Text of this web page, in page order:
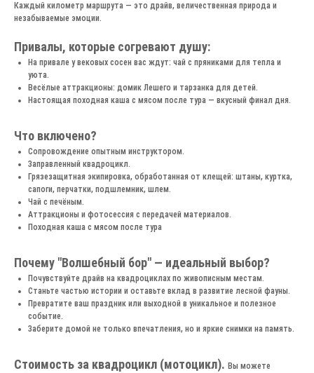
Каждый километр маршрута — это драйв, величественная природа и
незабываемые эмоции.
Привалы, которые согревают душу:
На привале у вековых сосен вас ждут: чай с пряниками для тепла и
уюта.
Весёлые аттракционы: домик Лешего и тарзанка для детей.
Настоящая походная каша с мясом после тура — вкусный финал дня.
Что включено?
Сопровождение опытным инструктором.
Заправленный квадроцикл.
Грязезащитная экипировка, обработанная от клещей: штаны, куртка,
сапоги, перчатки, подшлемник, шлем.
Чай с печёным.
Аттракционы и фотосессия с передачей материалов.
Походная каша с мясом после тура
Почему "Волшебный бор" — идеальный выбор?
Почувствуйте драйв на квадроциклах по живописным местам.
Станьте частью истории и оставьте вклад в развитие лесной фауны.
Превратите ваш праздник или выходной в уникальное и полезное
событие.
Заберите домой не только впечатления, но и яркие снимки на память.
Стоимость за квадроцикл (мотоцикл). Вы можете